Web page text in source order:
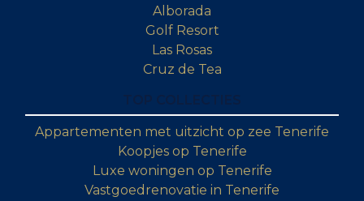
Alborada
Golf Resort
Las Rosas
Cruz de Tea
Appartementen met uitzicht op zee Tenerife
Koopjes op Tenerife
Luxe woningen op Tenerife
Vastgoedrenovatie in Tenerife